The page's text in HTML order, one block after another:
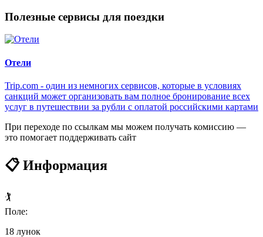
Полезные сервисы для поездки
Отели
Trip.com - один из немногих сервисов, которые в условиях
санкций может организовать вам полное бронирование всех
услуг в путешествии за рубли с оплатой российскими картами
При переходе по ссылкам мы можем получать комиссию —
это помогает поддерживать сайт
📋 Информация
🏌️
Поле:
18 лунок